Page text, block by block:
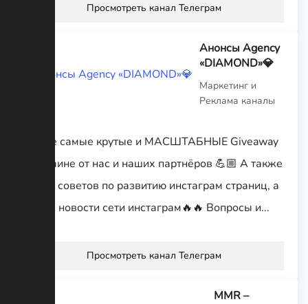
Просмотреть канал Телеграм
Анонсы Agency
«DIAMOND»💎
Маркетинг и
Реклама каналы
🔥 Все самые крутые и МАСШТАБНЫЕ Giveaway
в Украине от нас и наших партнёров 💪🏼 А также
много советов по развитию инстаграм страниц, а
также новости сети инстаграм🔥🔥 Вопросы и...
Просмотреть канал Телеграм
MMR –